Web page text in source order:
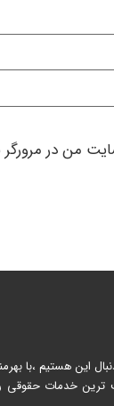
من در مرورگر
این هستیم ،با
ترین خدمات حقوقی